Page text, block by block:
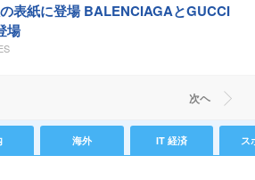
表紙に登場 BALENCIAGAとGUCCI
場
次ヘ
海外 IT 経済 ス